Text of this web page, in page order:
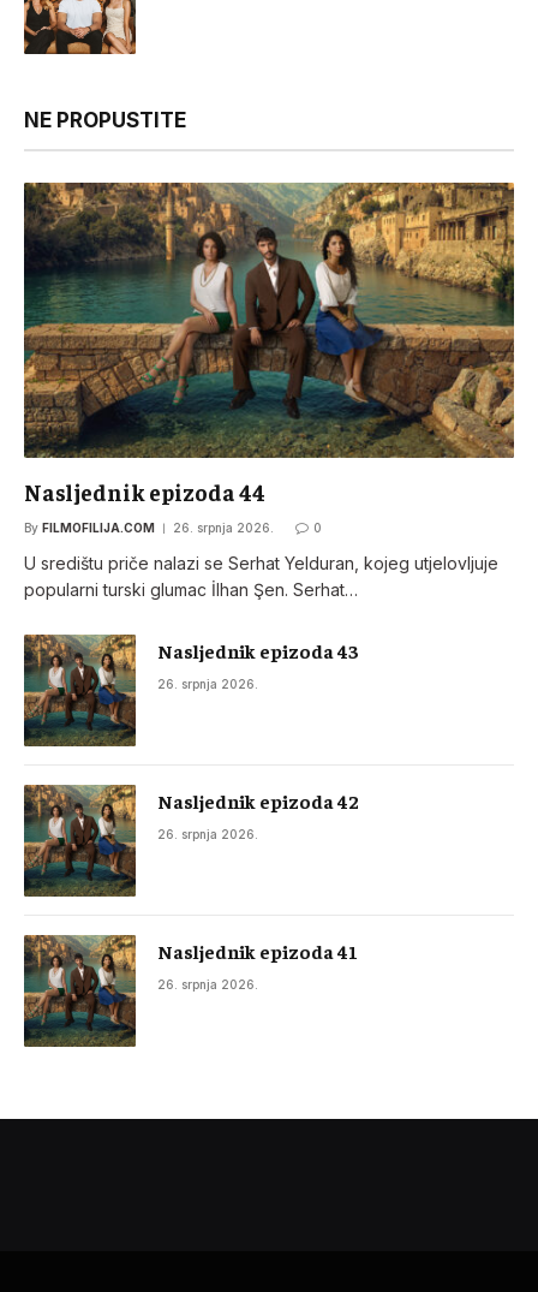
NE PROPUSTITE
Nasljednik epizoda 44
By FILMOFILIJA.COM 26. srpnja 2026. 0
U središtu priče nalazi se Serhat Yelduran, kojeg utjelovljuje
popularni turski glumac İlhan Şen. Serhat…
Nasljednik epizoda 43
26. srpnja 2026.
Nasljednik epizoda 42
26. srpnja 2026.
Nasljednik epizoda 41
26. srpnja 2026.